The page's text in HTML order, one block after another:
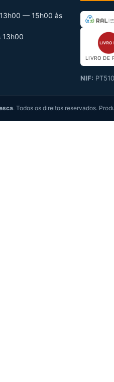
— 15h00 às
13h00
LIVRO DE
NIF:
. Todos os direitos reservados.